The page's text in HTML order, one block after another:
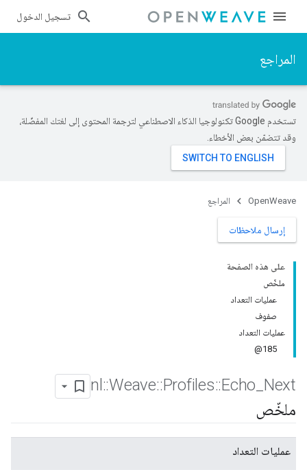
تسجيل الدخول
المراجع
تستخدم Google تكنولوجيا الذكاء الاصطناعي لترجمة المحتوى إلى لغتك المفضّلة،
وقد تتضمّن بعض الأخطاء.
OpenWeave المراجع
إرسال ملاحظات
على هذه الصفحة
ملخّص
عمليات التعداد
صفوف
عمليات التعداد
185@
nl ::Weave::Profiles::Echo Next
ملخّص
عمليات التعداد